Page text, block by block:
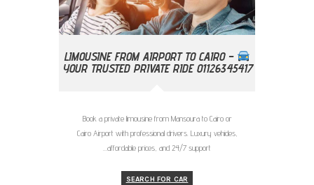
LIMOUSINE FROM AIRPORT TO CAIRO –
YOUR TRUSTED PRIVATE RIDE 01126345417
Book a private limousine from Mansoura to Cairo or
Cairo Airport with professional drivers. Luxury vehicles,
affordable prices, and 24/7 support...
SEARCH FOR CAR